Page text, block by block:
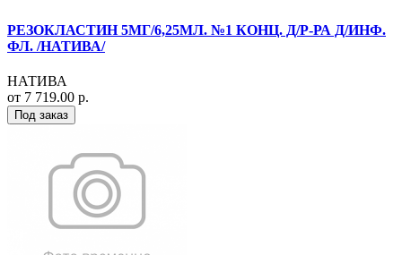
РЕЗОКЛАСТИН 5МГ/6,25МЛ. №1 КОНЦ. Д/Р-РА Д/ИНФ.
ФЛ. /НАТИВА/
НАТИВА
от 7 719.00 р.
Под заказ